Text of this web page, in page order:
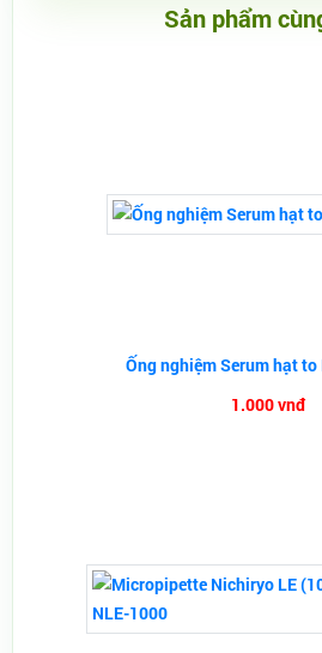
Sản phẩm
Ống nghiệm Serum hạt to
1.000 vnđ